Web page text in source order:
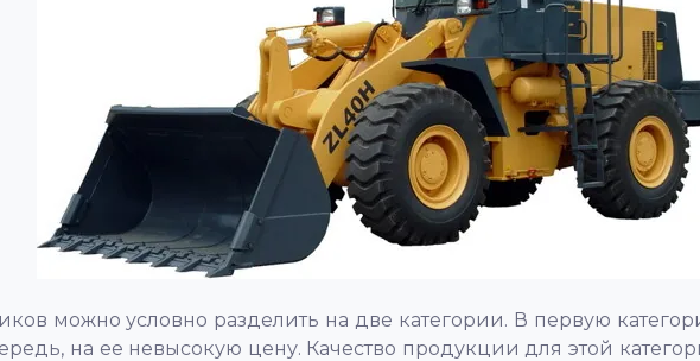
можно условно разделить на две категории. В первую
на ее невысокую цену. Качество продукции для этой